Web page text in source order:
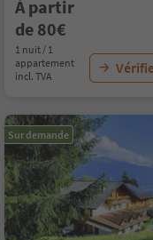
À partir
de 80€
1 nuit / 1
appartement
incl. TVA
Sur demande